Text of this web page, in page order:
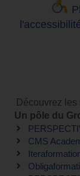
Découvrez
Un pôle du
CMS